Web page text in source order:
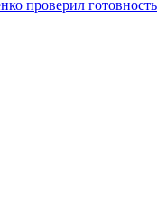
проверил